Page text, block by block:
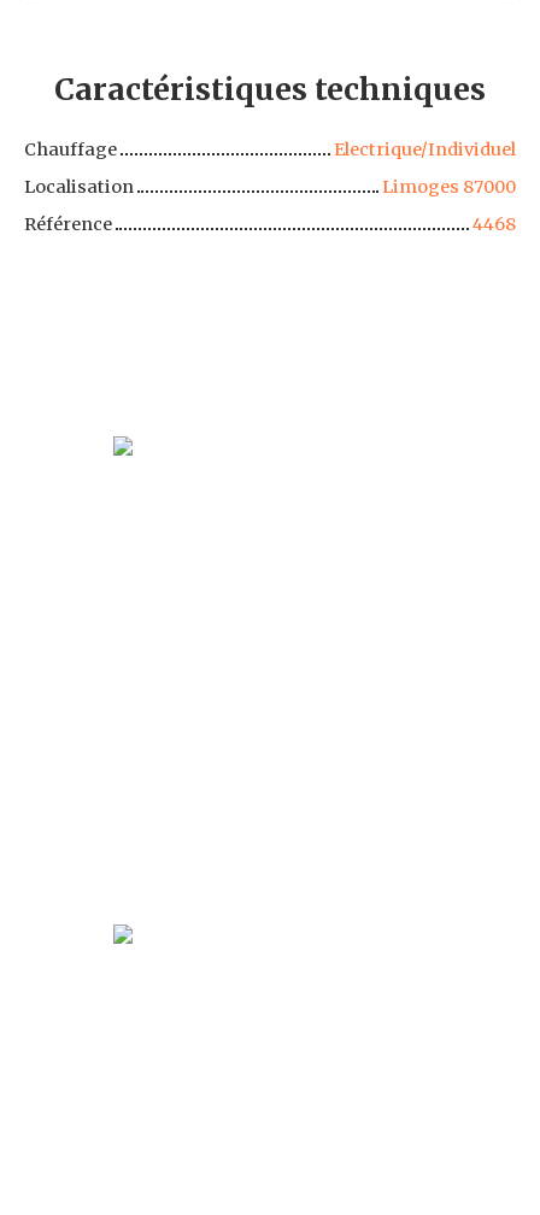
Caractéristiques techniques
Chauffage
Electrique/Individuel
Localisation
Limoges 87000
Référence
4468